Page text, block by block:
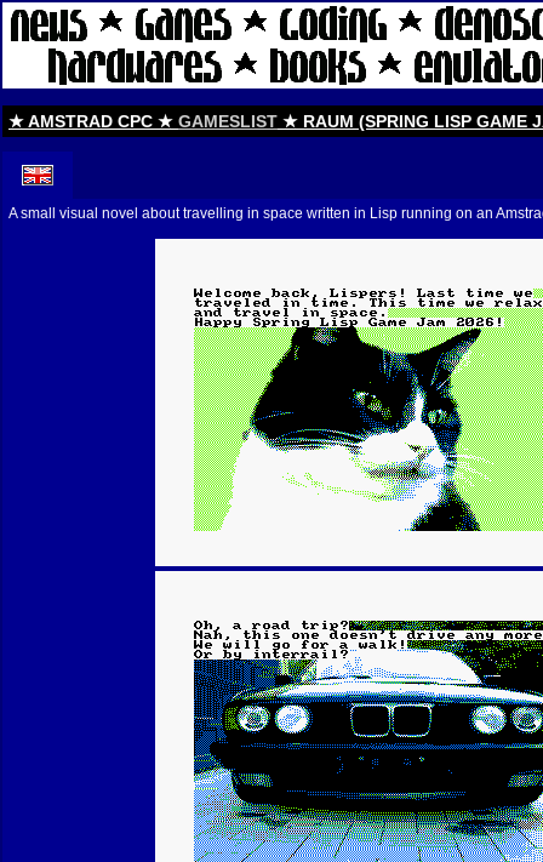
★ AMSTRAD CPC ★ GAMESLIST ★ RAUM (SPRING LISP GAME
A small visual novel about travelling in space written in Lisp running on an